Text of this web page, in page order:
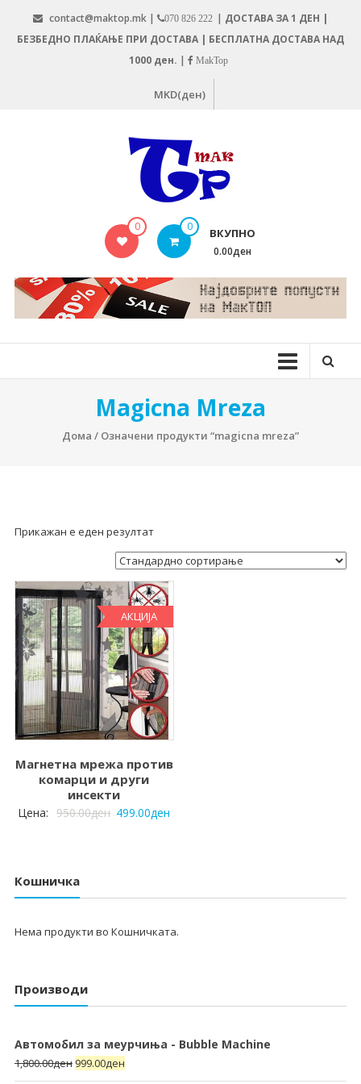
content
contact@maktop.mk | 070 826 222 | ДОСТАВА ЗА 1 ДЕН |
БЕЗБЕДНО ПЛАЌАЊЕ ПРИ ДОСТАВА | БЕСПЛАТНА ДОСТАВА НАД
1000 ден. | MakTop
MKD(ден)
MAKTOP.MK
0 0 ВКУПНО
0.00ден
Magicna Mreza
Дома / Означени продукти “magicna mreza”
Прикажан е еден резултат
АКЦИЈА
Магнетна мрежа против
комарци и други
инсекти
Цена: 950.00ден 499.00ден
Кошничка
Нема продукти во Кошничката.
Производи
Автомобил за меурчиња - Bubble Machine
1,800.00ден 999.00ден